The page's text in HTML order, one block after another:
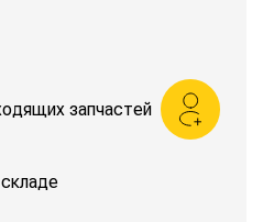
запчастей